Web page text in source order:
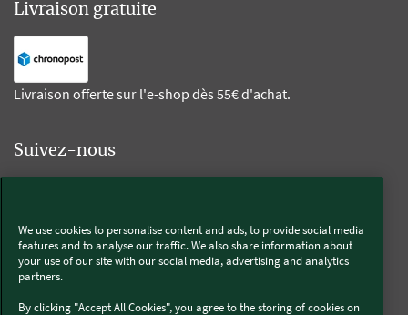
Livraison gratuite
Livraison offerte sur l'e-shop dès 55€ d'achat.
Suivez-nous
Thermomix®
We use cookies to personalise content and ads, to provide social media
features and to analyse our traffic. We also share information about
your use of our site with our social media, advertising and analytics
partners.
By clicking "Accept All Cookies", you agree to the storing of cookies on